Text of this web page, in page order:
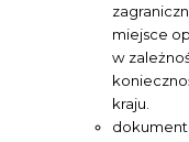
miejsce
w
kraju.